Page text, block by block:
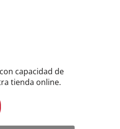
capacidad de
tienda online.